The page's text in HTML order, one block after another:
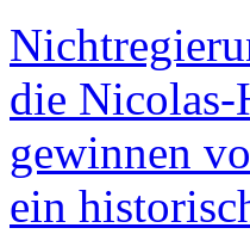
die Nicolas-
gewinnen
ein